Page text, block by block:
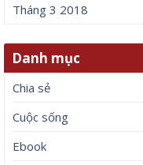
Tháng 3 2018
Danh mục
Chia sẻ
Cuộc sống
Ebook